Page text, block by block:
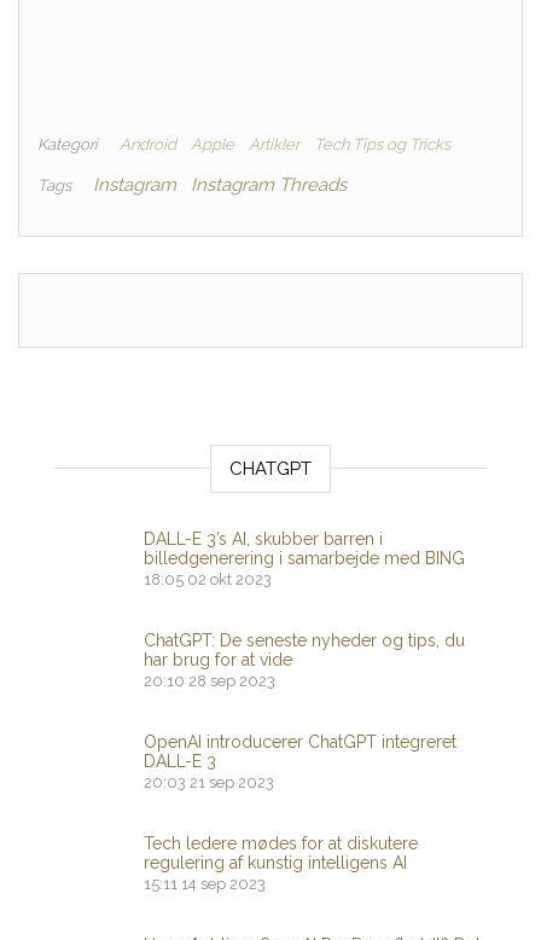
Kategori Android Apple Artikler Tech Tips og Tricks
Tags Instagram Instagram Threads
CHATGPT
DALL-E 3’s AI, skubber barren i
billedgenerering i samarbejde med BING
18:05 02 okt 2023
ChatGPT: De seneste nyheder og tips, du
har brug for at vide
20:10 28 sep 2023
OpenAI introducerer ChatGPT integreret
DALL-E 3
20:03 21 sep 2023
Tech ledere mødes for at diskutere
regulering af kunstig intelligens AI
15:11 14 sep 2023